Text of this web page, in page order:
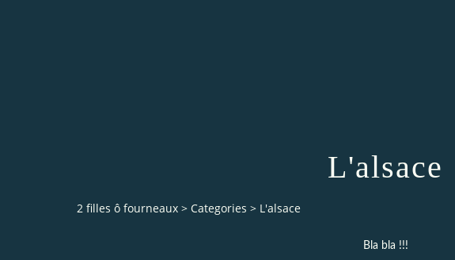
L'alsace
2 filles ô fourneaux > Categories > L'alsace
Bla bla !!!